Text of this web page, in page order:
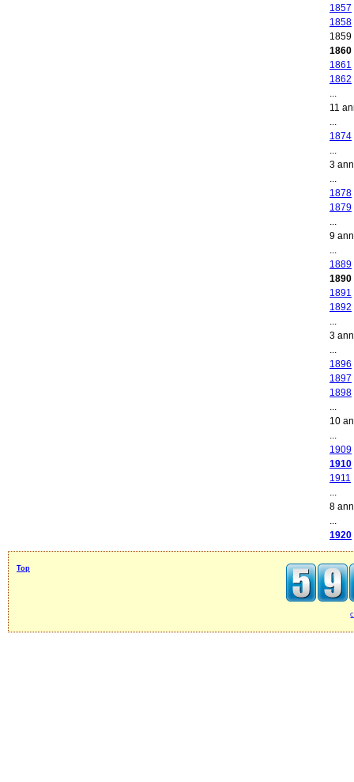
1857
1858
1859
1860
1861
1862
11
1874
3
1878
1879
9
1889
1890
1891
1892
3
1896
1897
1898
10
1909
1910
1911
8
1920
Top